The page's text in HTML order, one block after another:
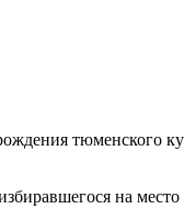
тюменского
на